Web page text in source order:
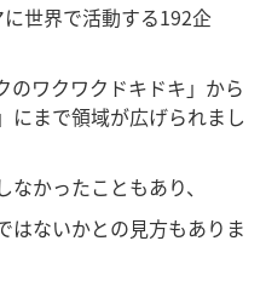
世界で活動する192企
のワクワクドキドキ」から
にまで領域が広げられまし
かったこともあり、
はないかとの見方もありま